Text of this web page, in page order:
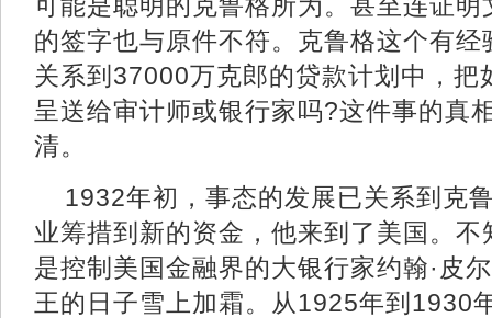
的签字也与原件不符。克鲁格这个有
关系到37000万克郎的贷款计划中，把
呈送给审计师或银行家吗?这件事的真
清。
1932年初，事态的发展已关系到克
业筹措到新的资金，他来到了美国。
是控制美国金融界的大银行家约翰·皮
王的日子雪上加霜。从1925年到1930